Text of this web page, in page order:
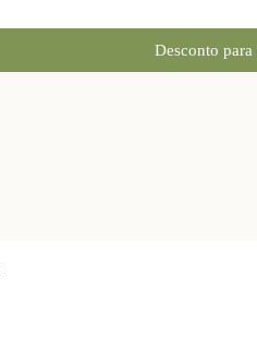
Desconto para